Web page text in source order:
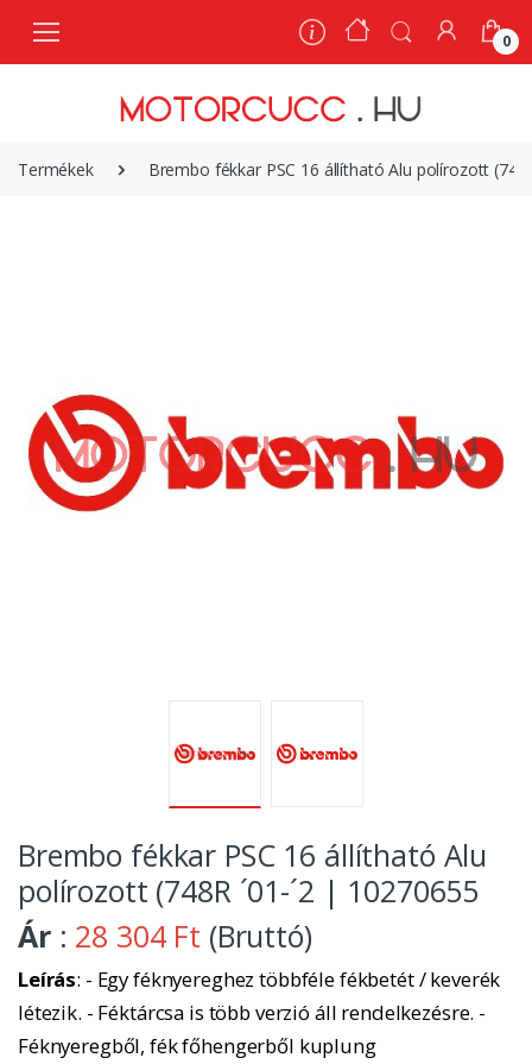
0
Termékek Brembo fékkar PSC 16 állítható Alu polírozott
Brembo fékkar PSC 16 állítható Alu
polírozott (748R ´01-´2 | 10270655
Ár : 28 304 Ft (Bruttó)
Leírás: - Egy féknyereghez többféle fékbetét / keverék
létezik. - Féktárcsa is több verzió áll rendelkezésre. -
Féknyeregből, fék főhengerből kuplung
0